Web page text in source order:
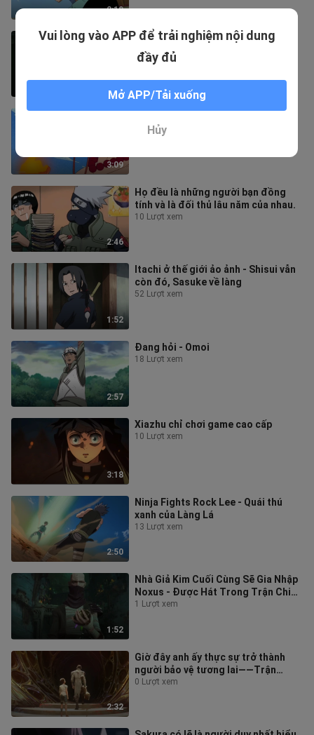
2:19
2:26
Sự đào tẩu của Orochimaru
3:09
Những bước chân thần thánh - Fire
Fist Ace
43 Lượt xem
2:46
Họ đều là những người bạn đồng
tính và là đối thủ lâu năm của nhau.
10 Lượt xem
1:52
Itachi ở thế giới ảo ảnh - Shisui vẫn
còn đó, Sasuke về làng
52 Lượt xem
2:57
Đang hỏi - Omoi
18 Lượt xem
3:18
Xiazhu chỉ chơi game cao cấp
10 Lượt xem
2:50
Ninja Fights Rock Lee - Quái thú
xanh của Làng Lá
13 Lượt xem
1:52
Nhà Giả Kim Cuối Cùng Sẽ Gia Nhập
Noxus - Được Hát Trong Trận Chiến
Hai Thành Phố
1 Lượt xem
2:32
Giờ đây anh ấy thực sự trở thành
người bảo vệ tương lai——Trận
chiến hai thành phố Jace
0 Lượt xem
Vui lòng vào APP để trải nghiệm nội dung
đầy đủ
Mở APP/Tải xuống
Hủy